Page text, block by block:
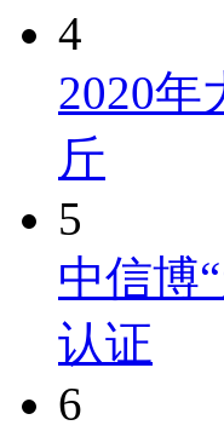
4
2020年
斤
5
中信博
认证
6